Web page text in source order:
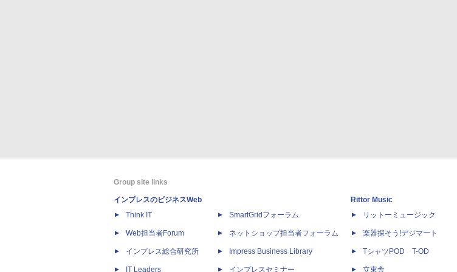
Group site links
インプレスのビジネスWeb
Think IT
Web担当者Forum
インプレス総合研究所
IT Leaders
SmartGridフォーラム
ネットショップ担当者フォーラム
Impress Business Library
インプレスセミナー
Rittor Music
リットーミュージック
楽器探そう!デジマート
TシャツPOD T-OD
立東舎